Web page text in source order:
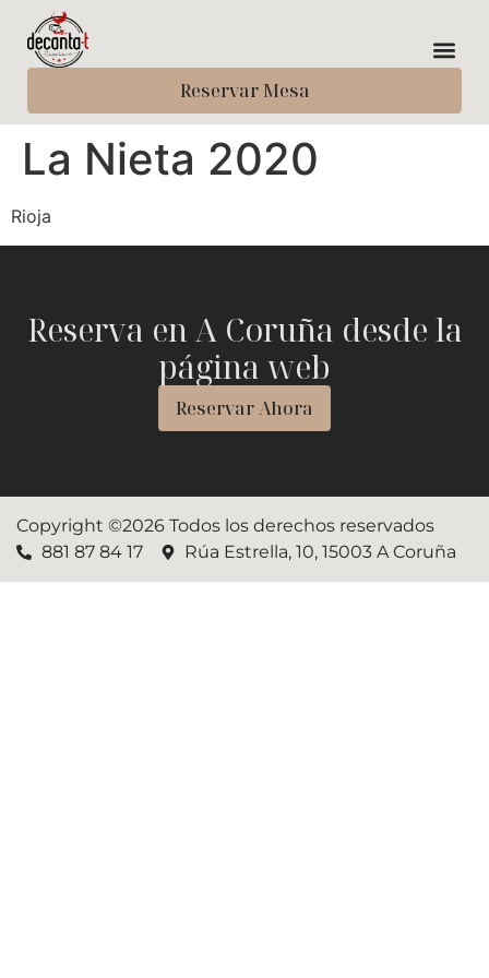
Reservar Mesa
La Nieta 2020
Rioja
Reserva en A Coruña desde la
página web
Reservar Ahora
Copyright ©2026 Todos los derechos reservados
881 87 84 17
Rúa Estrella, 10, 15003 A Coruña